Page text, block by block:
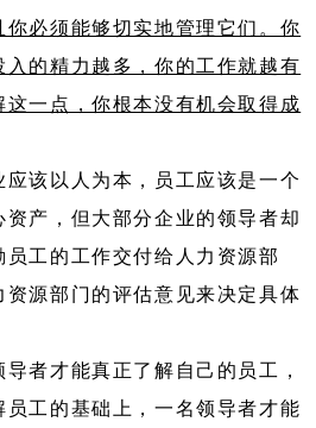
你必须能够切实地管理它们。你
入的精力越多，你的工作就越有
这一点，你根本没有机会取得成
应该以人为本，员工应该是一个
资产，但大部分企业的领导者却
员工的工作交付给人力资源部
资源部门的评估意见来决定具体
者才能真正了解自己的员工，
员工的基础上，一名领导者才能